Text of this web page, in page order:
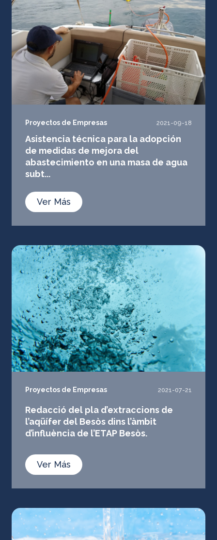
Proyectos de Empresas 2021-09-18
Asistencia técnica para la adopción
de medidas de mejora del
abastecimiento en una masa de agua
subt...
Ver Más
Proyectos de Empresas 2021-07-21
Redacció del pla d’extraccions de
l’aqüífer del Besòs dins l’àmbit
d’influència de l’ETAP Besòs.
Ver Más